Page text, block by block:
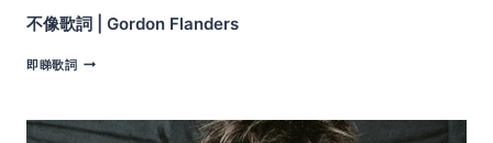
不像歌詞 | Gordon Flanders
即睇歌詞不
|